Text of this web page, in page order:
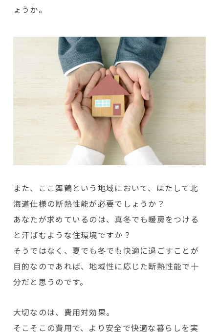
ょうか。
また、ここ舞鶴という地域において、はたして北
海道仕様の断熱性能が必要でしょうか？
あなたが求めているのは、真冬でも暖房をつける
と汗ばむような住環境ですか？
そうではなく、夏でも冬でも快適に過ごすことが
目的なのであれば、地域性に応じた断熱性能で十
分だと思うのです。
大切なのは、費用対効果。
そこそこの費用で、より安全で快適な暮らしを実